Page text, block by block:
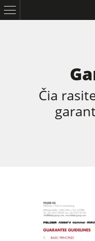
Daugiafunkcinės
CNC gręžimo-
Briaunų klijavimo
Čia